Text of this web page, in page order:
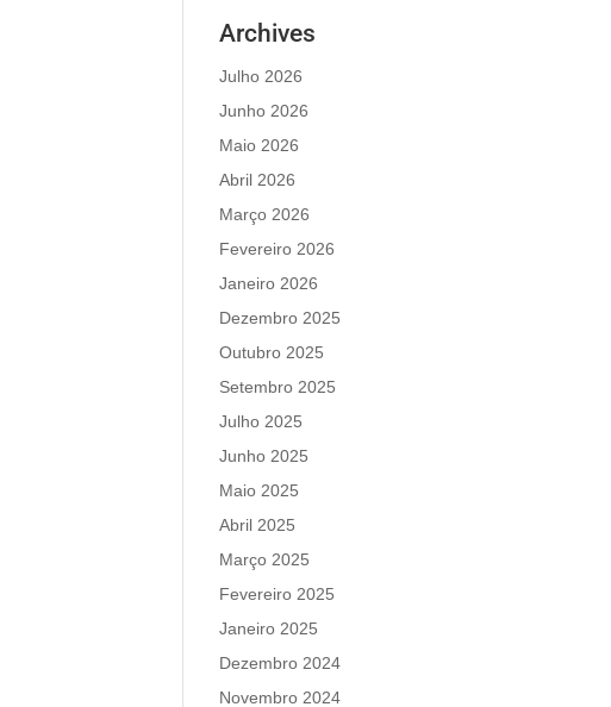
Archives
Julho 2026
Junho 2026
Maio 2026
Abril 2026
Março 2026
Fevereiro 2026
Janeiro 2026
Dezembro 2025
Outubro 2025
Setembro 2025
Julho 2025
Junho 2025
Maio 2025
Abril 2025
Março 2025
Fevereiro 2025
Janeiro 2025
Dezembro 2024
Novembro 2024